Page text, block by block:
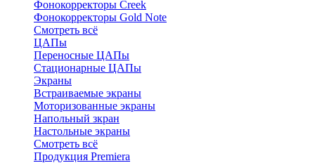
Фонокорректоры Creek
Фонокорректоры Gold Note
Смотреть всё
ЦАПы
Переносные ЦАПы
Стационарные ЦАПы
Экраны
Встраиваемые экраны
Моторизованные экраны
Напольный зкран
Настольные экраны
Смотреть всё
Продукция Premiera